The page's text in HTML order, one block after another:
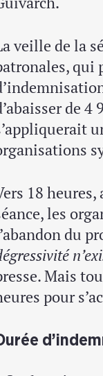
veille de la
qui
de
18
les
du
Mais
pour